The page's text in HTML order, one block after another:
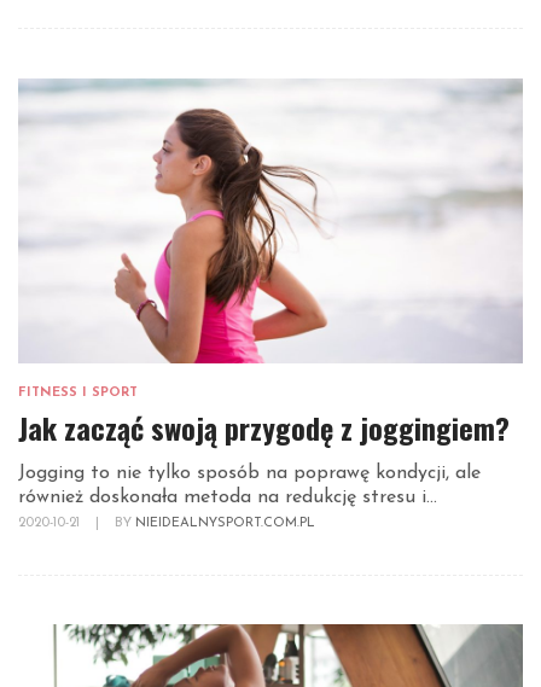
FITNESS I SPORT
Jak zacząć swoją przygodę z joggingiem?
Jogging to nie tylko sposób na poprawę kondycji, ale
również doskonała metoda na redukcję stresu i...
2020-10-21 BY NIEIDEALNYSPORT.COM.PL